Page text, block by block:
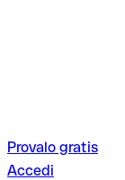
Provalo gratis
Accedi